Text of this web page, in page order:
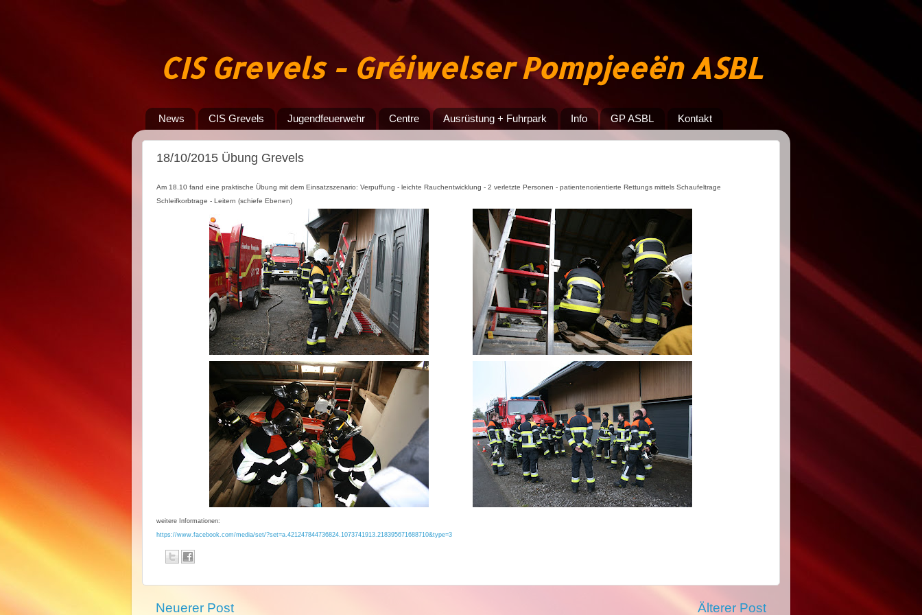
CIS Grevels - Gréiwelser Pompjeeën ASBL
News CIS Grevels Jugendfeuerwehr Centre Ausrüstung + Fuhrpark Info GP ASBL Kontakt
18/10/2015 Übung Grevels
Am 18 .10 fand eine praktische Übung mit dem Einsatzszenario: Verpuffung - leichte Rauchentwicklung - 2 verletzte Personen - patientenorientierte Rettungs mittels Schaufeltrage
Schleifkorbtrage - Leitern (schiefe Ebenen)
weitere Informationen:
https://www.facebook.com/media/set/?set=a.421247844736824.1073741913.218395671688710&type=3
Neuerer Post Älterer Post